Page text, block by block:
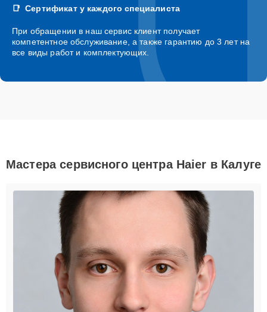
Сертификат у каждого специалиста
При обращении в наш сервис клиент получает
компетентное обслуживание, а также гарантию до 3 лет на
все виды работ и комплектующих.
Мастера сервисного центра Haier в Калуге